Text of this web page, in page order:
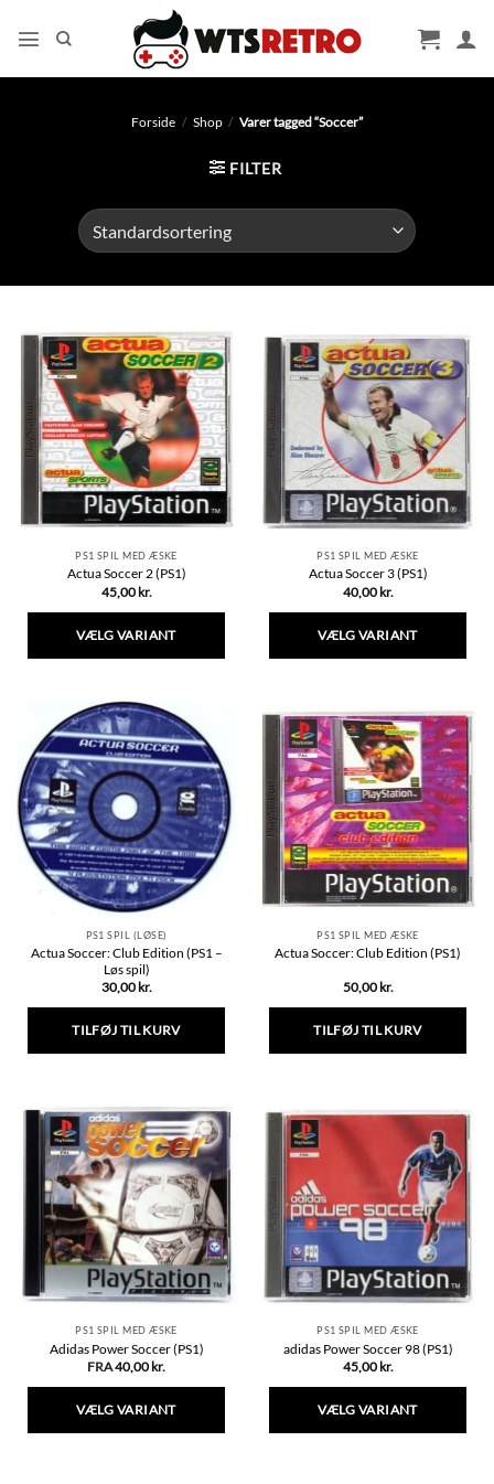
Forside / Shop / Varer tagged “Soccer”
FILTER
PS1 SPIL MED ÆSKE
Actua Soccer 2 (PS1)
45,00 kr.
VÆLG VARIANT
har
flere
varianter.
Mulighederne
kan
vælges
på
varesiden
PS1 SPIL MED ÆSKE
Actua Soccer 3 (PS1)
40,00 kr.
VÆLG VARIANT
har
flere
varianter.
Mulighederne
kan
vælges
på
varesiden
PS1 SPIL (LØSE)
Actua Soccer: Club Edition (PS1 –
Løs spil)
30,00 kr.
TILFØJ TIL KURV
PS1 SPIL MED ÆSKE
Actua Soccer: Club Edition (PS1)
50,00 kr.
TILFØJ TIL KURV
PS1 SPIL MED ÆSKE
Adidas Power Soccer (PS1)
FRA40,00 kr.
VÆLG VARIANT
PS1 SPIL MED ÆSKE
adidas Power Soccer 98 (PS1)
45,00 kr.
VÆLG VARIANT